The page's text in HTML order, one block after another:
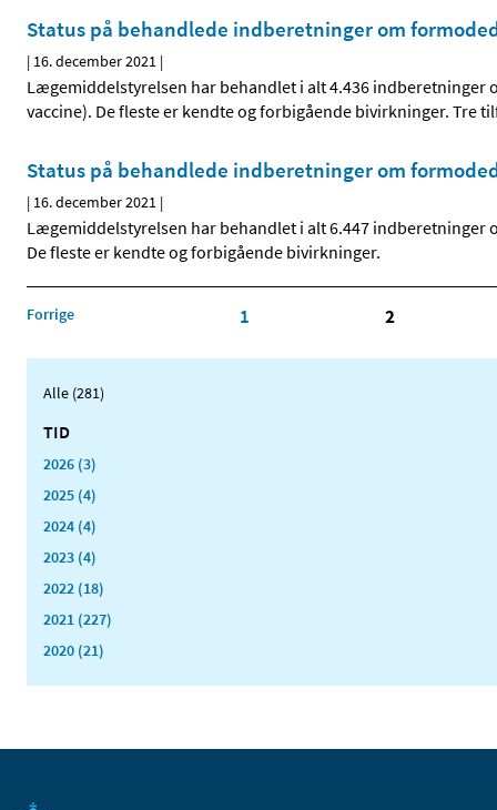
Status på behandlede indberetninger om
| 16. december 2021 |
Lægemiddelstyrelsen har behandlet i alt 4.436 indberetninger
vaccine). De fleste er kendte og forbigående bivirkninger.
Status på behandlede indberetninger om
| 16. december 2021 |
Lægemiddelstyrelsen har behandlet i alt 6.447 indberetninger
De fleste er kendte og forbigående bivirkninger.
Forrige 1 2
Alle (281)
TID
2026 (3)
2025 (4)
2024 (4)
2023 (4)
2022 (18)
2021 (227)
2020 (21)